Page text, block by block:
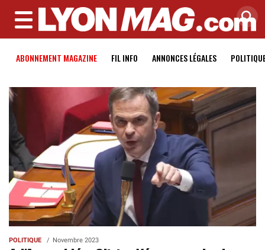
MENU
ABONNEMENT MAGAZINE FIL INFO ANNONCES LÉGALES
POLITIQUE Novembre 2023